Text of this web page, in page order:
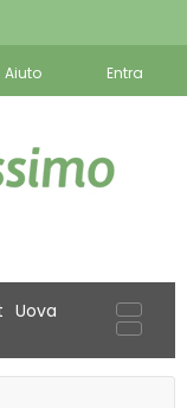
Aiuto Entra
Uova